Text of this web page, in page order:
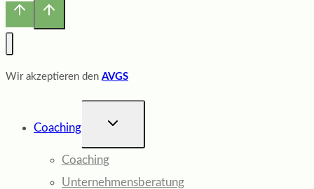
Wir akzeptieren den AVGS
Coaching
UNTERMENÜ
Coaching
Unternehmensberatung